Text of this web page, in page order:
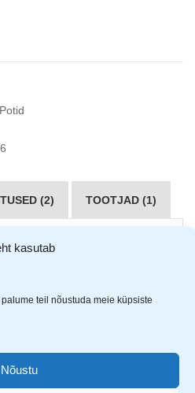
kasutab
teil nõustuda meie küpsiste
Nõustu
Potid
(2) TOOTJAD (1)
soojuse ja küpsetab toidu